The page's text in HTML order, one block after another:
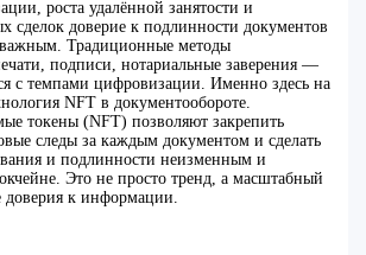
роста удалённой занятости и
сделок доверие к подлинности документов
важным. Традиционные методы
подписи, нотариальные заверения —
с темпами цифровизации. Именно здесь на
NFT в документообороте.
токены (NFT) позволяют закрепить
следы за каждым документом и сделать
и подлинности неизменным и
Это не просто тренд, а масштабный
доверия к информации.